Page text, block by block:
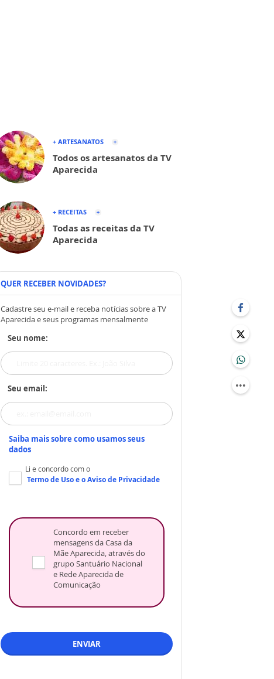
+ ARTESANATOS
Todos os artesanatos da TV
Aparecida
+ RECEITAS
Todas as receitas da TV
Aparecida
QUER RECEBER NOVIDADES?
Cadastre seu e-mail e receba notícias sobre a TV
Aparecida e seus programas mensalmente
Seu nome:
Seu email:
Saiba mais sobre como usamos seus
dados
Li e concordo com o
Termo de Usoe oAviso de Privacidade
Concordo em receber
mensagens da Casa da
Mãe Aparecida, através do
grupo Santuário Nacional
e Rede Aparecida de
Comunicação
ENVIAR